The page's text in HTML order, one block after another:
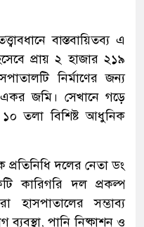
বাস্তবায়িতব্য এ
প্রায় ২ হাজার ২১৯
নির্মাণের জন্য
একর জমি। সেখানে গড়ে
১০ তলা বিশিষ্ট আধুনিক
দলের নেতা ডং
কারিগরি দল প্রকল্প
হাসপাতালের সম্ভাব্য
পানি নিষ্কাশন ও